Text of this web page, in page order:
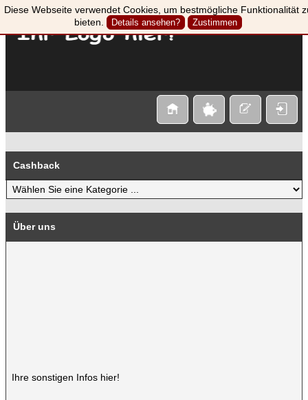
Cashback
Über uns
Ihre sonstigen Infos hier!
Diese Webseite verwendet Cookies, um bestmögliche Funktionalität
bieten.
Details ansehen? Zustimmen